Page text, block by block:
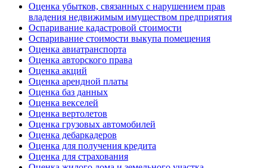
Оценка убытков, связанных с нарушением прав
владения недвижимым имуществом предприятия
Оспаривание кадастровой стоимости
Оспаривание стоимости выкупа помещения
Оценка авиатранспорта
Оценка авторского права
Оценка акций
Оценка арендной платы
Оценка баз данных
Оценка векселей
Оценка вертолетов
Оценка грузовых автомобилей
Оценка дебаркадеров
Оценка для получения кредита
Оценка для страхования